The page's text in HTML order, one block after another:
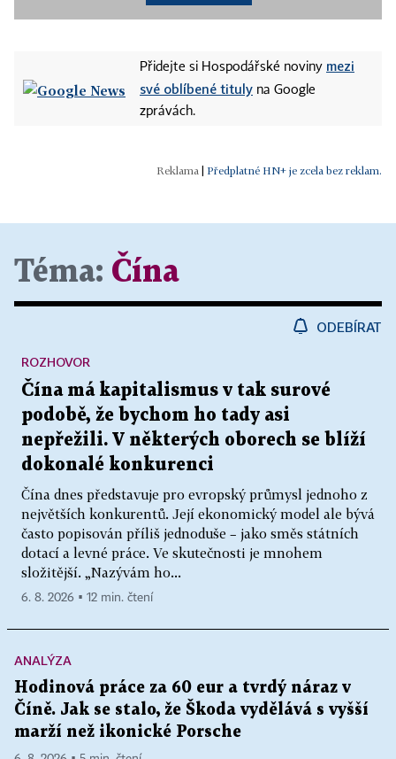
Přidejte si Hospodářské noviny mezi
své oblíbené tituly na Google
zprávách.
Předplatné HN+ je zcela bez reklam.
Téma: Čína
ODEBÍRAT
Čína má kapitalismus v tak surové
podobě, že bychom ho tady asi
nepřežili. V některých oborech se blíží
dokonalé konkurenci
Čína dnes představuje pro evropský průmysl jednoho z
největších konkurentů. Její ekonomický model ale bývá
často popisován příliš jednoduše – jako směs státních
dotací a levné práce. Ve skutečnosti je mnohem
složitější. „Nazývám ho...
ROZHOVOR
6. 8. 2026 ▪ 12 min. čtení
ANALÝZA
Hodinová práce za 60 eur a tvrdý náraz v
Číně. Jak se stalo, že Škoda vydělává s vyšší
marží než ikonické Porsche